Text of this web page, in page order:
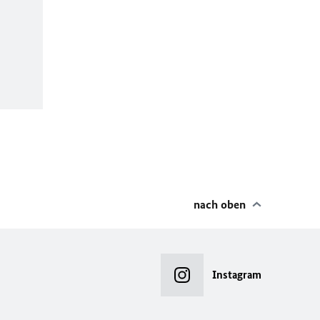
nach oben
Instagram